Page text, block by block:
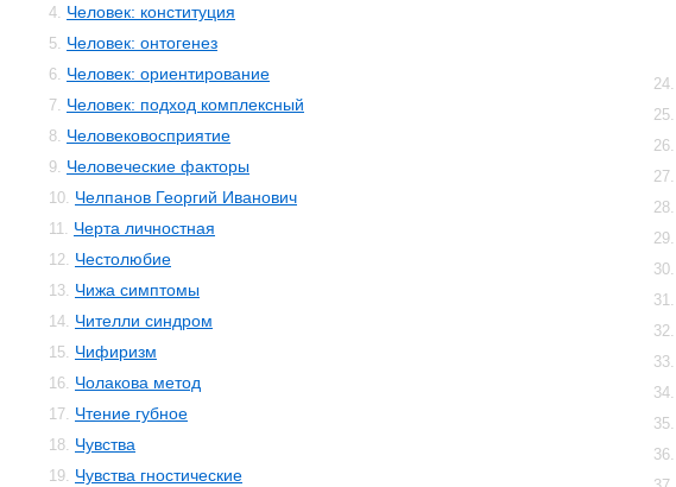
4. Человек: конституция
5. Человек: онтогенез
6. Человек: ориентирование
7. Человек: подход комплексный
8. Человековосприятие
9. Человеческие факторы
10. Челпанов Георгий Иванович
11. Черта личностная
12. Честолюбие
13. Чижа симптомы
14. Чителли синдром
15. Чифиризм
16. Чолакова метод
17. Чтение губное
18. Чувства
19. Чувства гностические
24.
25.
26.
27.
28.
29.
30.
31.
32.
33.
34.
35.
36.